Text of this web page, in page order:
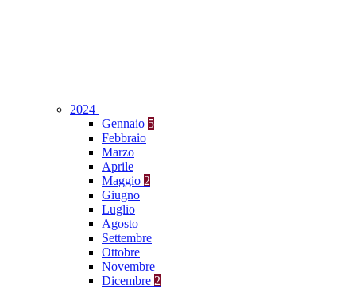
2024
Gennaio 5
Febbraio
Marzo
Aprile
Maggio 2
Giugno
Luglio
Agosto
Settembre
Ottobre
Novembre
Dicembre 2